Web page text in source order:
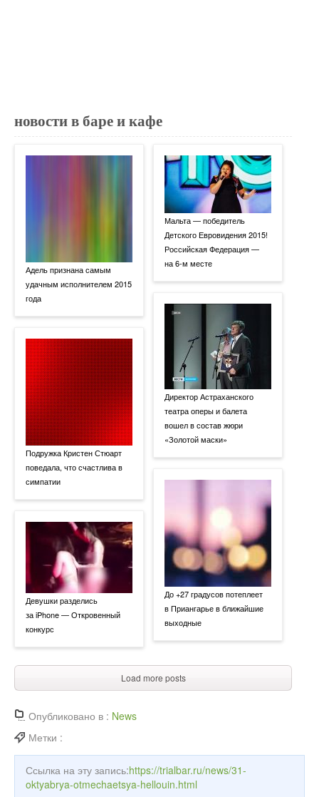
новости в баре и кафе
Адель признана самым
удачным исполнителем 2015
года
Подружка Кристен Стюарт
поведала, что счастлива в
симпатии
Девушки разделись
за iPhone — Откровенный
конкурс
Мальта — победитель
Детского Евровидения 2015!
Российская Федерация —
на 6-м месте
Директор Астраханского
театра оперы и балета
вошел в состав жюри
«Золотой маски»
До +27 градусов потеплеет
в Приангарье в ближайшие
выходные
Load more posts
Опубликовано в : News
Метки :
Ссылка на эту запись:https://trialbar.ru/news/31-
oktyabrya-otmechaetsya-hellouin.html